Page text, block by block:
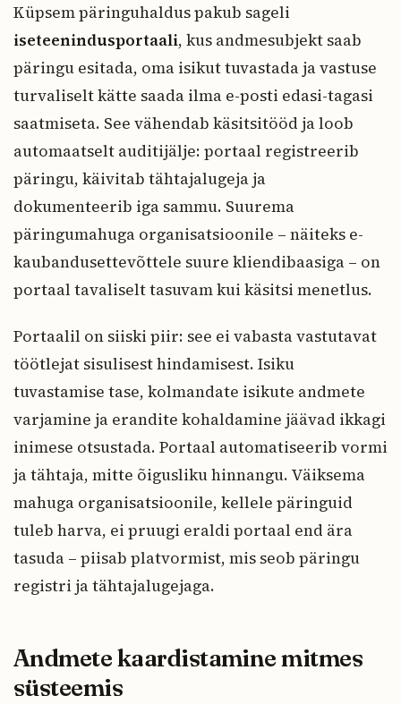
Küpsem päringuhaldus pakub sageli
iseteenindusportaali, kus andmesubjekt saab
päringu esitada, oma isikut tuvastada ja vastuse
turvaliselt kätte saada ilma e-posti edasi-tagasi
saatmiseta. See vähendab käsitsitööd ja loob
automaatselt auditijälje: portaal registreerib
päringu, käivitab tähtajalugeja ja
dokumenteerib iga sammu. Suurema
päringumahuga organisatsioonile – näiteks e-
kaubandusettevõttele suure kliendibaasiga – on
portaal tavaliselt tasuvam kui käsitsi menetlus.
Portaalil on siiski piir: see ei vabasta vastutavat
töötlejat sisulisest hindamisest. Isiku
tuvastamise tase, kolmandate isikute andmete
varjamine ja erandite kohaldamine jäävad ikkagi
inimese otsustada. Portaal automatiseerib vormi
ja tähtaja, mitte õigusliku hinnangu. Väiksema
mahuga organisatsioonile, kellele päringuid
tuleb harva, ei pruugi eraldi portaal end ära
tasuda – piisab platvormist, mis seob päringu
registri ja tähtajalugejaga.
Andmete kaardistamine mitmes
süsteemis